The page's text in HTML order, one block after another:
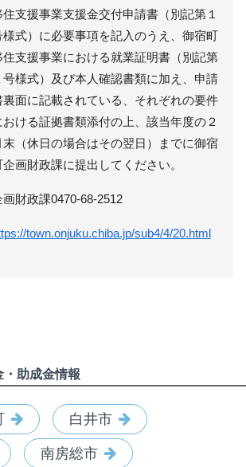
住支援事業支援金交付申請書（別記第１
様式）に必要事項を記入のうえ、御宿町
住支援事業における就業証明書（別記第
号様式）及び本人確認書類に加え、申請
裏面に記載されている、それぞれの要件
おける証拠書類添付の上、該当年度の２
末（休日の場合はその翌日）までに御宿
企画財政課に提出してください。
画財政課0470-68-2512
town.onjuku.chiba.jp/sub4/4/20.html
・助成金情報
白井市
南房総市